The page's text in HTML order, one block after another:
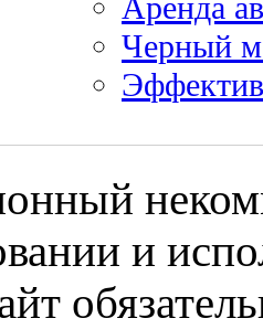
Аренда
Черный
и